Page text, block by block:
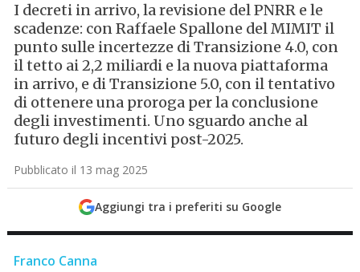
I decreti in arrivo, la revisione del PNRR e le
scadenze: con Raffaele Spallone del MIMIT il
punto sulle incertezze di Transizione 4.0, con
il tetto ai 2,2 miliardi e la nuova piattaforma
in arrivo, e di Transizione 5.0, con il tentativo
di ottenere una proroga per la conclusione
degli investimenti. Uno sguardo anche al
futuro degli incentivi post-2025.
Pubblicato il 13 mag 2025
Aggiungi tra i preferiti su Google
Franco Canna